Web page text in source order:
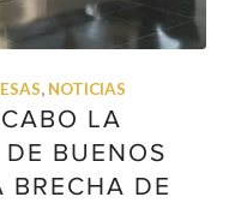
, NOTICIAS
LA
BUENOS
BRECHA DE